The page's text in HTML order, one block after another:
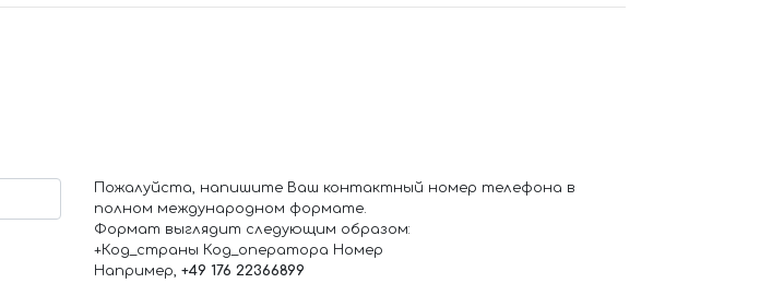
Пожалуйста, напишите Ваш контактный номер телефона в
полном международном формате.
Формат выглядит следующим образом:
+Код_страны Код_оператора Номер
Например, +49 176 22366899